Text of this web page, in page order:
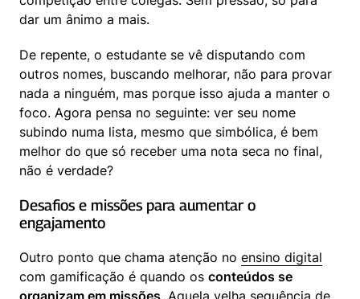
dar um ânimo a mais.
De repente, o estudante se vê disputando com
outros nomes, buscando melhorar, não para provar
nada a ninguém, mas porque isso ajuda a manter o
foco. Agora pensa no seguinte: ver seu nome
subindo numa lista, mesmo que simbólica, é bem
melhor do que só receber uma nota seca no final,
não é verdade?
Desafios e missões para aumentar o
engajamento
Outro ponto que chama atenção no ensino digital
com gamificação é quando os conteúdos se
organizam em missões. Aquela velha sequência de